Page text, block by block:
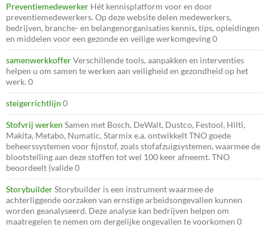
Preventiemedewerker Hét kennisplatform voor en door
preventiemedewerkers. Op deze website delen medewerkers,
bedrijven, branche- en belangenorganisaties kennis, tips, opleidingen
en middelen voor een gezonde en veilige werkomgeving 0
samenwerkkofferVerschillende tools, aanpakken en interventies
helpen u om samen te werken aan veiligheid en gezondheid op het
werk. 0
steigerrichtlijn 0
Stofvrij werken Samen met Bosch, DeWalt, Dustco, Festool, Hilti,
Makita, Metabo, Numatic, Starmix e.a. ontwikkelt TNO goede
beheerssystemen voor fijnstof, zoals stofafzuigsystemen, waarmee de
blootstelling aan deze stoffen tot wel 100 keer afneemt. TNO
beoordeelt (valide 0
StorybuilderStorybuilder is een instrument waarmee de
achterliggende oorzaken van ernstige arbeidsongevallen kunnen
worden geanalyseerd. Deze analyse kan bedrijven helpen om
maatregelen te nemen om dergelijke ongevallen te voorkomen 0